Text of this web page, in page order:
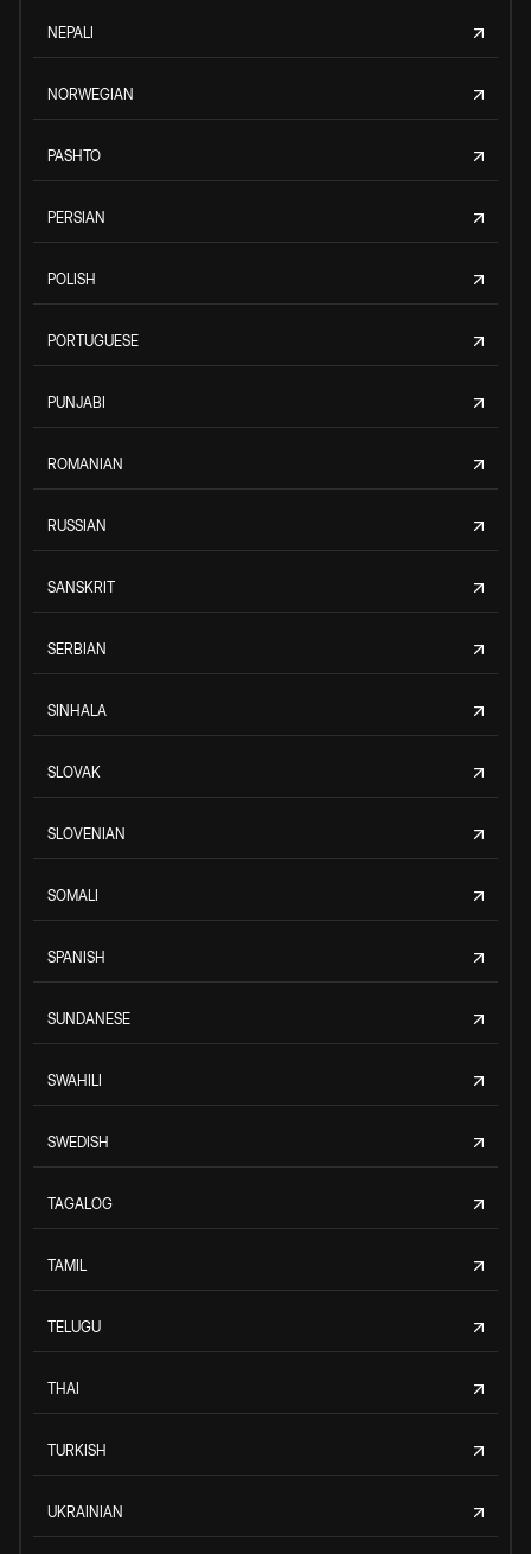
NEPALI
NORWEGIAN
PASHTO
PERSIAN
POLISH
PORTUGUESE
PUNJABI
ROMANIAN
RUSSIAN
SANSKRIT
SERBIAN
SINHALA
SLOVAK
SLOVENIAN
SOMALI
SPANISH
SUNDANESE
SWAHILI
SWEDISH
TAGALOG
TAMIL
TELUGU
THAI
TURKISH
UKRAINIAN